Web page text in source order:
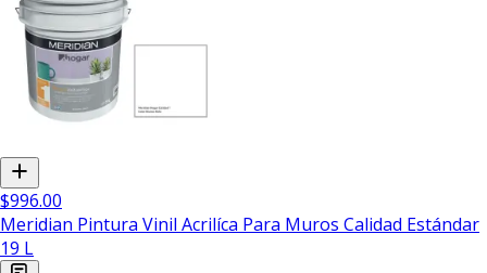
$996.00
Meridian Pintura Vinil Acrilíca Para Muros Calidad Estándar
19 L